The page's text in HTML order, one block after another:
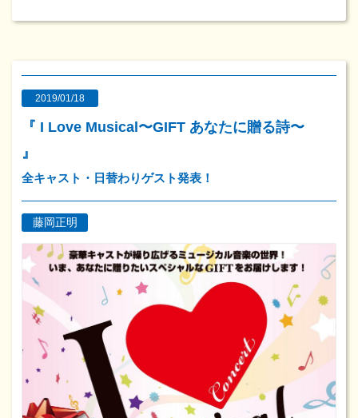
2019/01/18
『 I Love Musical〜GIFT あなたに贈る詩〜
』
全キャスト・日替わりゲスト発表！
藤岡正明